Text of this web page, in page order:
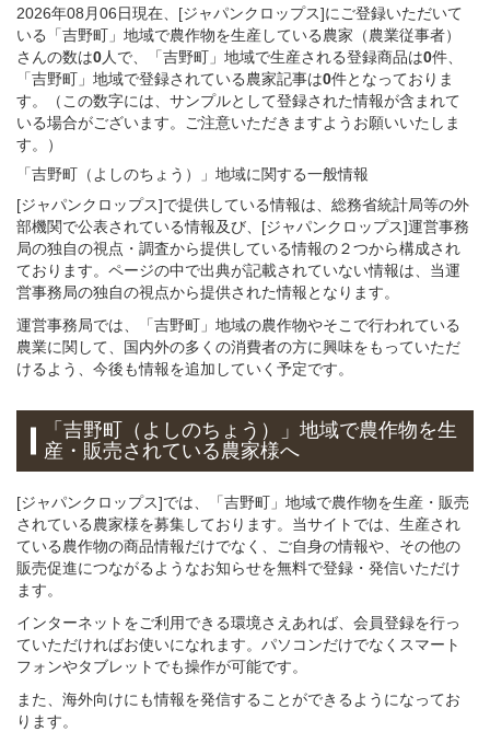
2026年08月06日現在、[ジャパンクロップス]にご登録いただいて
いる「吉野町」地域で農作物を生産している農家（農業従事者）
さんの数は0人で、「吉野町」地域で生産される登録商品は0件、
「吉野町」地域で登録されている農家記事は0件となっておりま
す。（この数字には、サンプルとして登録された情報が含まれて
いる場合がございます。ご注意いただきますようお願いいたしま
す。）
「吉野町（よしのちょう）」 地域に関する一般情報
[ジャパンクロップス]で提供している情報は、総務省統計局等の外
部機関で公表されている情報及び、[ジャパンクロップス]運営事務
局の独自の視点・調査から提供している情報の２つから構成され
ております。ページの中で出典が記載されていない情報は、当運
営事務局の独自の視点から提供された情報となります。
運営事務局では、「吉野町」地域の農作物やそこで行われている
農業に関して、国内外の多くの消費者の方に興味をもっていただ
けるよう、今後も情報を追加していく予定です。
「吉野町（よしのちょう）」地域で農作物を生
産・販売されている農家様へ
[ジャパンクロップス]では、「吉野町」地域で農作物を生産・販売
されている農家様を募集しております。当サイトでは、生産され
ている農作物の商品情報だけでなく、ご自身の情報や、その他の
販売促進につながるようなお知らせを無料で登録・発信いただけ
ます。
インターネットをご利用できる環境さえあれば、会員登録を行っ
ていただければお使いになれます。パソコンだけでなくスマート
フォンやタブレットでも操作が可能です。
また、海外向けにも情報を発信することができるようになってお
ります。